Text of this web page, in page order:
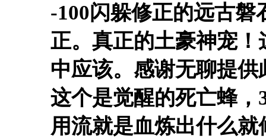
-100闪躲修正的远古磐
正。真正的土豪神宠
中应该。感谢无聊提供
这个是觉醒的死亡蜂
用流就是血炼出什么